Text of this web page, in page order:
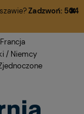
Zadzwoń: 504